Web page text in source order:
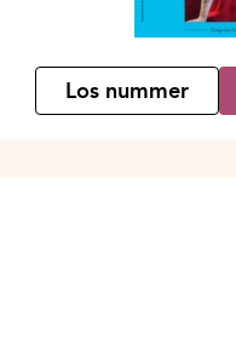
Los nummer